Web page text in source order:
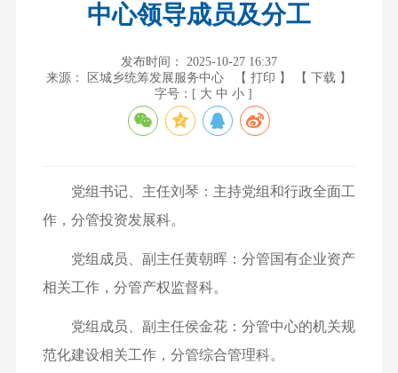
中心领导成员及分工
发布时间： 2025-10-27 16:37
来源： 区城乡统筹发展服务中心
【 打印 】
【 下载 】
字号：[ 大 中 小 ]
党组书记、主任刘琴：主持党组和行政全面工
作，分管投资发展科。
党组成员、副主任黄朝晖：分管国有企业资产
相关工作，分管产权监督科。
党组成员、副主任侯金花：分管中心的机关规
范化建设相关工作，分管综合管理科。